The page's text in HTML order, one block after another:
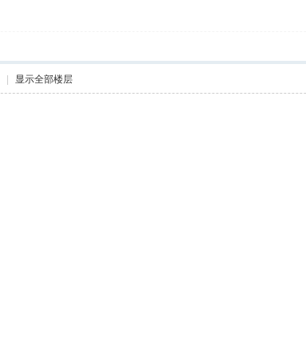
显示全部楼层